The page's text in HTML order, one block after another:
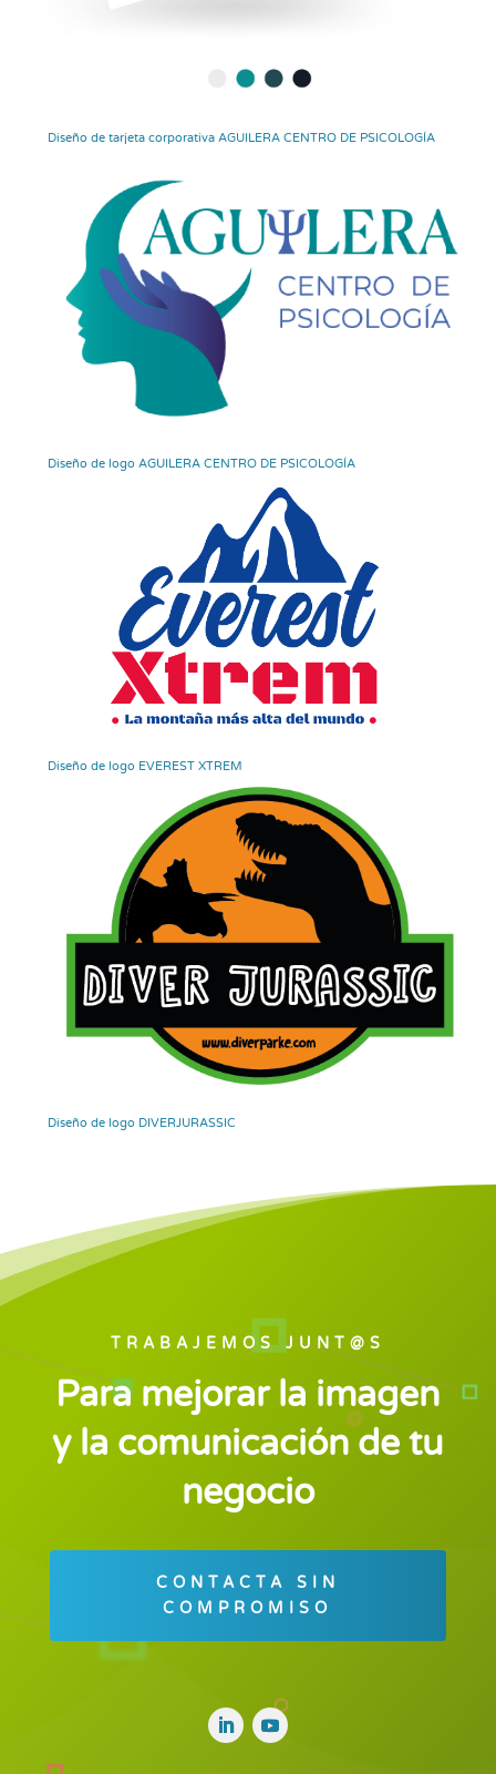
Diseño de tarjeta corporativa AGUILERA CENTRO DE PSICOLOGÍA
Diseño de logo AGUILERA CENTRO DE PSICOLOGÍA
Diseño de logo EVEREST XTREM
Diseño de logo DIVERJURASSIC
TRABAJEMOS JUNT@S
Para mejorar la imagen
y la comunicación de tu
negocio
CONTACTA SIN
COMPROMISO